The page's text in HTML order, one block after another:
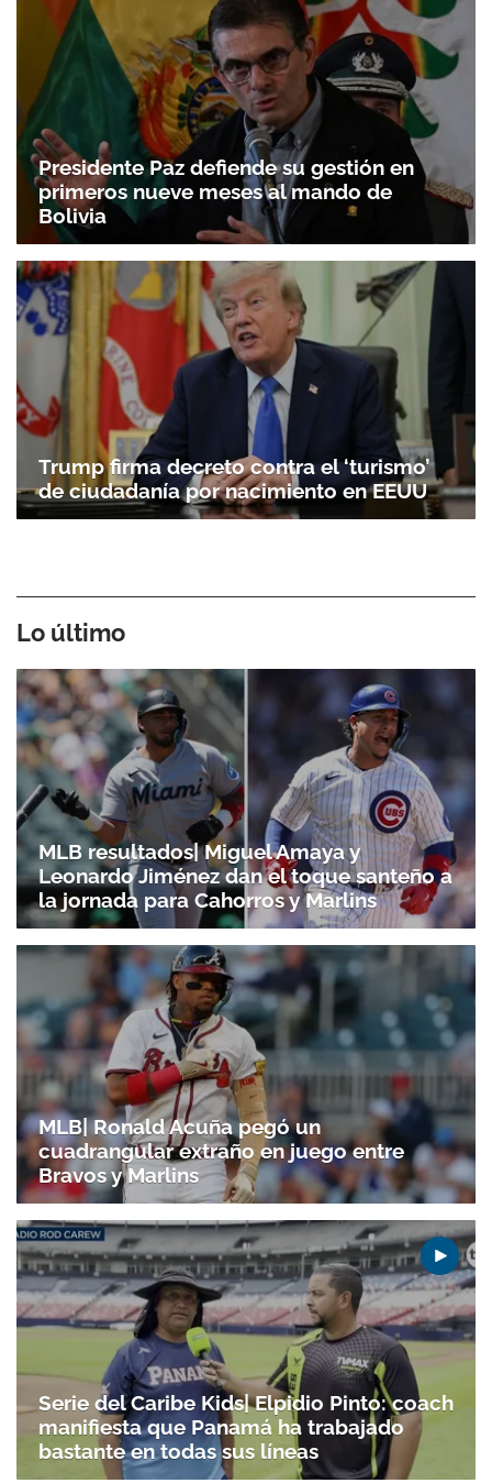
Presidente Paz defiende su gestión en
primeros nueve meses al mando de
Bolivia
Trump firma decreto contra el ‘turismo’
de ciudadanía por nacimiento en EEUU
Lo último
MLB resultados| Miguel Amaya y
Leonardo Jiménez dan el toque santeño a
la jornada para Cahorros y Marlins
MLB| Ronald Acuña pegó un
cuadrangular extraño en juego entre
Bravos y Marlins
Serie del Caribe Kids| Elpidio Pinto: coach
manifiesta que Panamá ha trabajado
bastante en todas sus líneas